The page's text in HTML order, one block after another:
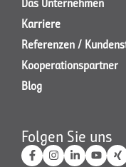
JETZT
Das Unternehmen
Karriere
Referenzen /
Kooperationspartner
Blog
Folgen Sie uns